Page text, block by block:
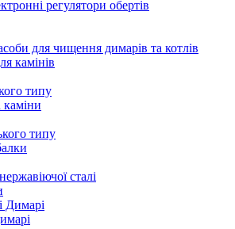
регулятори обертів
для чищення димарів та котлів
камінів
типу
типу
сталі
Димарі